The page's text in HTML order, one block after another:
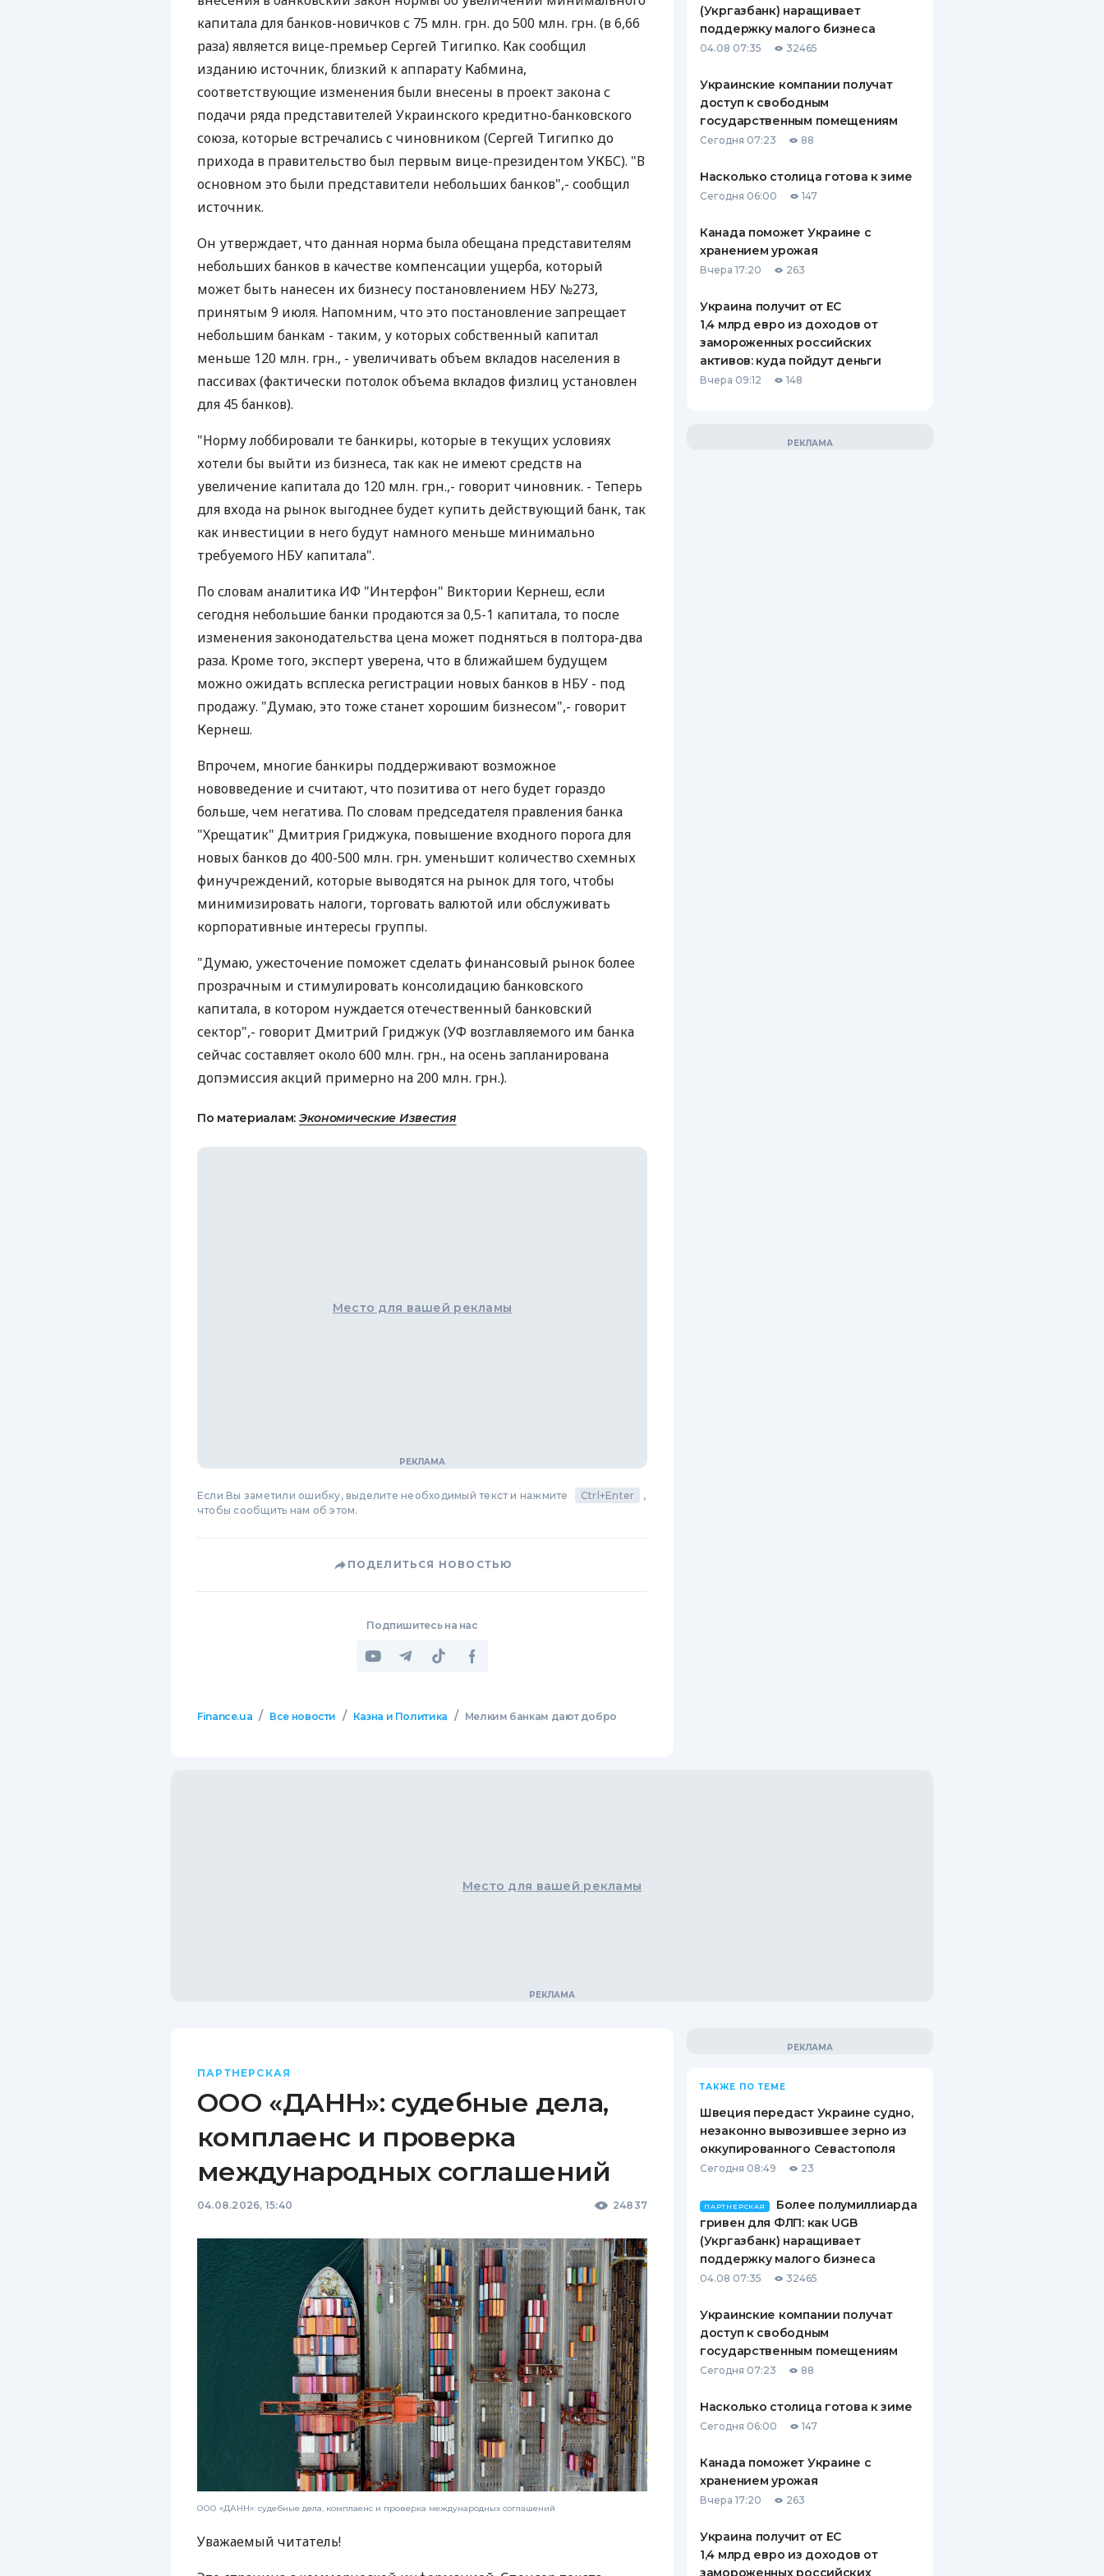
ЕЖЕМЕСЯЧНЫЙ ОБЗОР
КЕШБЭКА
БАНКОВСКИМ КАРТАМ
ПУТЕВОДИТЕЛИ ПО
СТРАХОВЫЕ КОМПАНИИ
ОТЗЫВЫ О СТРАХОВЫХ
капитала для банков-новичков с 75 млн. грн. до 500 млн. грн. (в 6,66
раза) является вице-премьер Сергей Тигипко. Как сообщил
изданию источник, близкий к аппарату Кабмина,
соответствующие изменения были внесены в проект закона с
подачи ряда представителей Украинского кредитно-банковского
союза, которые встречались с чиновником (Сергей Тигипко до
прихода в правительство был первым вице-президентом УКБС). "В
основном это были представители небольших банков",- сообщил
источник.
Он утверждает, что данная норма была обещана представителям
небольших банков в качестве компенсации ущерба, который
может быть нанесен их бизнесу постановлением НБУ №273,
принятым 9 июля. Напомним, что это постановление запрещает
небольшим банкам - таким, у которых собственный капитал
меньше 120 млн. грн., - увеличивать объем вкладов населения в
пассивах (фактически потолок объема вкладов физлиц установлен
для 45 банков).
"Норму лоббировали те банкиры, которые в текущих условиях
хотели бы выйти из бизнеса, так как не имеют средств на
увеличение капитала до 120 млн. грн.,- говорит чиновник. - Теперь
для входа на рынок выгоднее будет купить действующий банк, так
как инвестиции в него будут намного меньше минимально
требуемого НБУ капитала".
По словам аналитика ИФ "Интерфон" Виктории Кернеш, если
сегодня небольшие банки продаются за 0,5-1 капитала, то после
изменения законодательства цена может подняться в полтора-два
раза. Кроме того, эксперт уверена, что в ближайшем будущем
можно ожидать всплеска регистрации новых банков в НБУ - под
продажу. "Думаю, это тоже станет хорошим бизнесом",- говорит
Кернеш.
Впрочем, многие банкиры поддерживают возможное
нововведение и считают, что позитива от него будет гораздо
больше, чем негатива. По словам председателя правления банка
"Хрещатик" Дмитрия Гриджука, повышение входного порога для
новых банков до 400-500 млн. грн. уменьшит количество схемных
финучреждений, которые выводятся на рынок для того, чтобы
минимизировать налоги, торговать валютой или обслуживать
корпоративные интересы группы.
"Думаю, ужесточение поможет сделать финансовый рынок более
прозрачным и стимулировать консолидацию банковского
капитала, в котором нуждается отечественный банковский
сектор",- говорит Дмитрий Гриджук (УФ возглавляемого им банка
сейчас составляет около 600 млн. грн., на осень запланирована
допэмиссия акций примерно на 200 млн. грн.).
По материалам: Экономические Известия
Место для вашей рекламы
Если Вы заметили ошибку, выделите необходимый текст и нажмите Ctrl+Enter
,
чтобы сообщить нам об этом.
ПОДЕЛИТЬСЯ НОВОСТЬЮ
Подпишитесь на нас
Finance.ua / Все новости / Казна и Политика / Мелким банкам дают добро
(Укргазбанк) наращивает
поддержку малого бизнеса
04.08 07:35 32465
Украинские компании получат
доступ к свободным
государственным помещениям
Сегодня 07:23 88
Насколько столица готова к зиме
Сегодня 06:00 147
Канада поможет Украине с
хранением урожая
Вчера 17:20 263
Украина получит от ЕС
1,4 млрд евро из доходов от
замороженных российских
активов: куда пойдут деньги
Вчера 09:12 148
Место для вашей рекламы
ПАРТНЕРСКАЯ
ООО «ДАНН»: судебные дела,
комплаенс и проверка
международных соглашений
04.08.2026, 15:40 24837
ООО «ДАНН»: судебные дела, комплаенс и проверка международных соглашений
Уважаемый читатель!
ТАКЖЕ ПО ТЕМЕ
Швеция передаст Украине судно,
незаконно вывозившее зерно из
оккупированного Севастополя
Сегодня 08:49 23
ПАРТНЕРСКАЯ
Более полумиллиарда
гривен для ФЛП: как UGB
(Укргазбанк) наращивает
поддержку малого бизнеса
04.08 07:35 32465
Украинские компании получат
доступ к свободным
государственным помещениям
Сегодня 07:23 88
Насколько столица готова к зиме
Сегодня 06:00 147
Канада поможет Украине с
хранением урожая
Вчера 17:20 263
Украина получит от ЕС
1,4 млрд евро из доходов от
замороженных российских